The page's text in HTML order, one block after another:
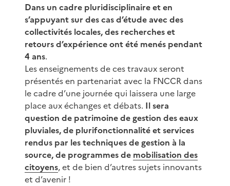
Dans un cadre pluridisciplinaire et en
s’appuyant sur des cas d’étude avec des
collectivités locales, des recherches et
retours d’expérience ont été menés pendant
4 ans.
Les enseignements de ces travaux seront
présentés en partenariat avec la FNCCR dans
le cadre d’une journée qui laissera une large
place aux échanges et débats. Il sera
question de patrimoine de gestion des eaux
pluviales, de plurifonctionnalité et services
rendus par les techniques de gestion à la
source, de programmes de mobilisation des
citoyens, et de bien d’autres sujets innovants
et d’avenir !